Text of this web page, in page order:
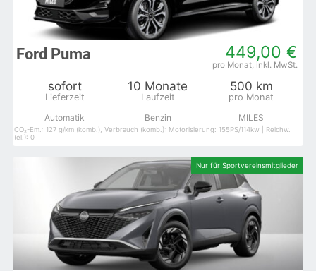
449,00 €
Ford Puma
sofort 10 Monate 500 km
Automatik Benzin MILES
CO₂-Em.: 127 g/km (komb.), Verbrauch (komb.): Motorisierung: 155PS/114kw | Reichw.
(el.): 0